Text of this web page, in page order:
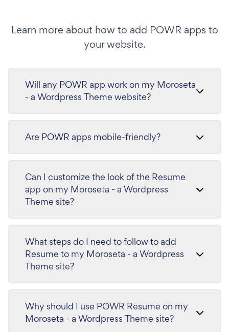
Learn more about how to add POWR apps to
your website.
Will any POWR app work on my Moroseta
- a Wordpress Theme website?
Are POWR apps mobile-friendly?
Can I customize the look of the Resume
app on my Moroseta - a Wordpress
Theme site?
What steps do I need to follow to add
Resume to my Moroseta - a Wordpress
Theme site?
Why should I use POWR Resume on my
Moroseta - a Wordpress Theme site?